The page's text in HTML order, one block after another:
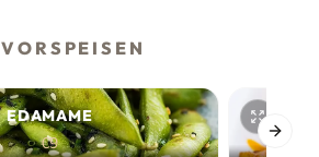
VORSPEISEN
EDAMAME
€9 Next